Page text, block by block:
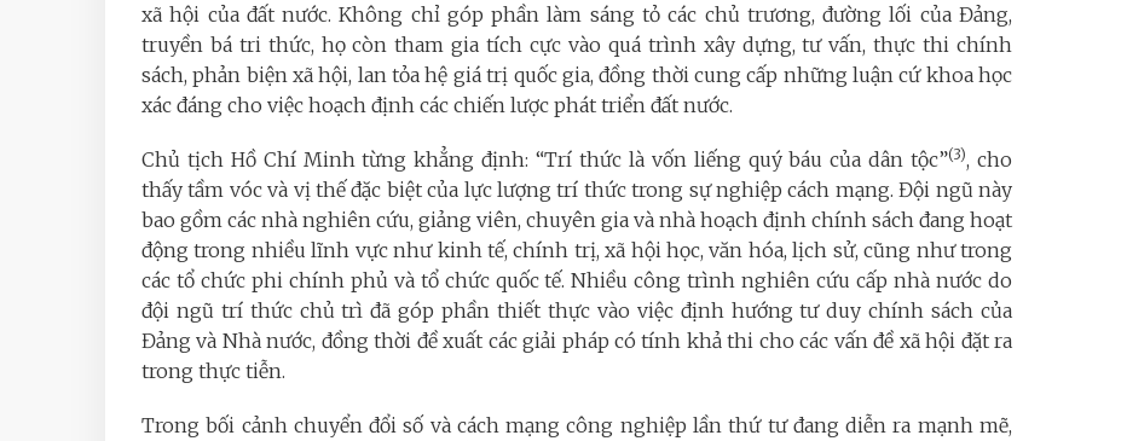
xã hội của đất nước. Không chỉ góp phần làm sáng tỏ các chủ trương, đường lối của Đảng,
truyền bá tri thức, họ còn tham gia tích cực vào quá trình xây dựng, tư vấn, thực thi chính
sách, phản biện xã hội, lan tỏa hệ giá trị quốc gia, đồng thời cung cấp những luận cứ khoa học
xác đáng cho việc hoạch định các chiến lược phát triển đất nước.
Chủ tịch Hồ Chí Minh từng khẳng định: “Trí thức là vốn liếng quý báu của dân tộc”(3), cho
thấy tầm vóc và vị thế đặc biệt của lực lượng trí thức trong sự nghiệp cách mạng. Đội ngũ này
bao gồm các nhà nghiên cứu, giảng viên, chuyên gia và nhà hoạch định chính sách đang hoạt
động trong nhiều lĩnh vực như kinh tế, chính trị, xã hội học, văn hóa, lịch sử, cũng như trong
các tổ chức phi chính phủ và tổ chức quốc tế. Nhiều công trình nghiên cứu cấp nhà nước do
đội ngũ trí thức chủ trì đã góp phần thiết thực vào việc định hướng tư duy chính sách của
Đảng và Nhà nước, đồng thời đề xuất các giải pháp có tính khả thi cho các vấn đề xã hội đặt ra
trong thực tiễn.
Trong bối cảnh chuyển đổi số và cách mạng công nghiệp lần thứ tư đang diễn ra mạnh mẽ,